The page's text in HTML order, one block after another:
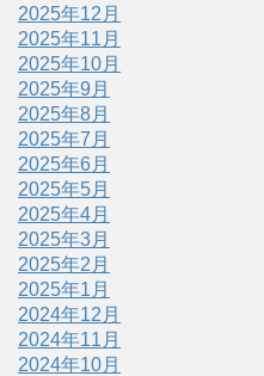
2025年12月
2025年11月
2025年10月
2025年9月
2025年8月
2025年7月
2025年6月
2025年5月
2025年4月
2025年3月
2025年2月
2025年1月
2024年12月
2024年11月
2024年10月